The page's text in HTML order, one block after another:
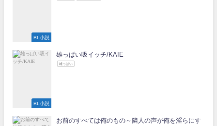
BL小説
BL小説
雄っぱい吸イッチ/KAIE
雄っぱい
お前のすべては俺のもの～隣人の声が俺を淫らにす